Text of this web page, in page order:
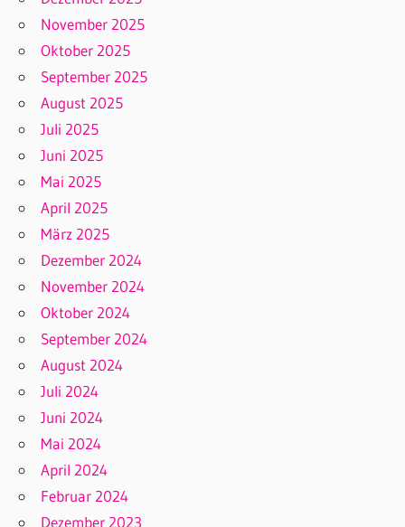
November 2025
Oktober 2025
September 2025
August 2025
Juli 2025
Juni 2025
Mai 2025
April 2025
März 2025
Dezember 2024
November 2024
Oktober 2024
September 2024
August 2024
Juli 2024
Juni 2024
Mai 2024
April 2024
Februar 2024
Dezember 2023